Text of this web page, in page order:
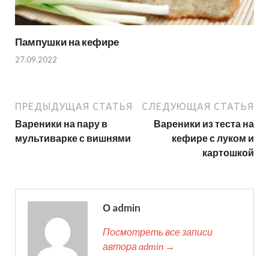
Пампушки на кефире
27.09.2022
ПРЕДЫДУЩАЯ СТАТЬЯ
Вареники на пару в
мультиварке с вишнями
СЛЕДУЮЩАЯ СТАТЬЯ
Вареники из теста на
кефире с луком и
картошкой
О admin
Посмотреть все записи
автора admin →